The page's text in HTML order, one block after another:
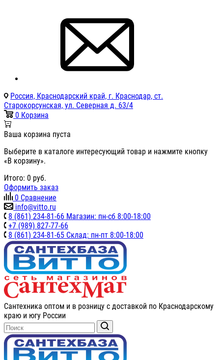
Россия, Краснодарский край, г. Краснодар, ст.
Старокорсунская, ул. Северная д. 63/4
0 Корзина
Ваша корзина пуста
Выберите в каталоге интересующий товар и нажмите кнопку
«В корзину».
Итого: 0 руб.
Оформить заказ
0 Сравнение
info@vitto.ru
8 (861) 234-81-66 Магазин: пн-сб 8:00-18:00
+7 (989) 827-77-66
8 (861) 234-81-65 Склад: пн-пт 8:00-18:00
Сантехника оптом и в розницу с доставкой по Краснодарскому
краю и югу России